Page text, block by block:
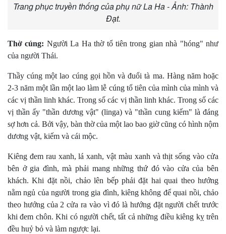
Trang phục truyền thống của phụ nữ La Ha - Ảnh: Thành
Đạt.
Thờ cúng: Người La Ha thờ tổ tiên trong gian nhà "hóng" như
của người Thái.
Thầy cúng một lao cúng gọi hồn và đuổi tà ma. Hàng năm hoặc
2-3 năm một lần một lao làm lễ cúng tổ tiên của mình của mình và
các vị thần linh khác. Trong số các vị thần linh khác. Trong số các
vị thần ấy "thần dương vật" (linga) và "thần cung kiếm" là đáng
sợ hơn cả. Bởi vậy, bàn thờ của một lao bao giờ cũng có hình nộm
dương vật, kiếm và cái mộc.
Kiêng đem rau xanh, lá xanh, vật màu xanh và thịt sống vào cửa
bên ở gia đình, mà phải mang những thứ đó vào cửa của bên
khách. Khi đặt nồi, chảo lên bếp phải đặt hai quai theo hướng
nằm ngủ của người trong gia đình, kiêng không để quai nồi, chảo
theo hướng của 2 cửa ra vào vì đó là hướng đặt người chết trước
khi đem chôn. Khi có người chết, tất cả những điều kiêng kỵ trên
đều huỷ bỏ và làm ngược lại.